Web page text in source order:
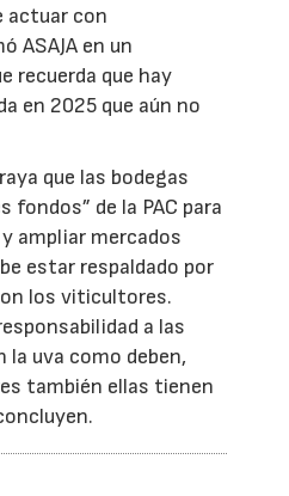
actuar con
ASAJA en un
recuerda que hay
en 2025 que aún no
que las bodegas
fondos” de la PAC para
ampliar mercados
estar respaldado por
los viticultores.
a las
la uva como deben,
también ellas tienen